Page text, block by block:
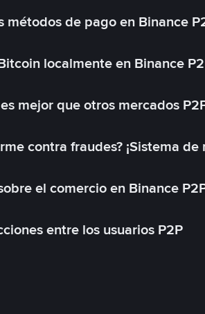
métodos de pago en Binance
localmente en Binance
mejor que otros mercados
contra fraudes? ¡Sistema de
el comercio en Binance
entre los usuarios P2P